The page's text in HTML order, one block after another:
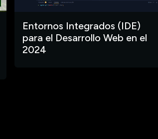
Entornos Integrados (IDE)
para el Desarrollo Web en el
2024